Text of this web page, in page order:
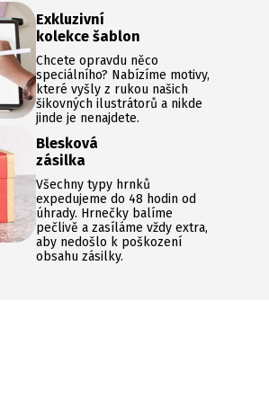
Exkluzivní
kolekce šablon
Chcete opravdu něco
speciálního? Nabízíme motivy,
které vyšly z rukou našich
šikovných ilustrátorů a nikde
jinde je nenajdete.
Blesková
zásilka
Všechny typy hrnků
expedujeme do 48 hodin od
úhrady. Hrnečky balíme
pečlivě a zasíláme vždy extra,
aby nedošlo k poškození
obsahu zásilky.